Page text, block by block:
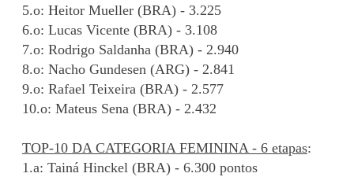
5.o: Heitor Mueller (BRA) - 3.225
6.o: Lucas Vicente (BRA) - 3.108
7.o: Rodrigo Saldanha (BRA) - 2.940
8.o: Nacho Gundesen (ARG) - 2.841
9.o: Rafael Teixeira (BRA) - 2.577
10.o: Mateus Sena (BRA) - 2.432
TOP-10 DA CATEGORIA FEMININA - 6 etapas:
1.a: Tainá Hinckel (BRA) - 6.300 pontos